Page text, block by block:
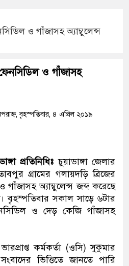
সিল-স্বাক্ষর জালিয়াতি চক্রের পাঁচ
২৮ লাখ টাকার জাল নোটসহ
থানা পুলিশ
যেকোনো সময় বেনজীরের
যে ভাবে ডেভিড ইমনের কাছে
ও গাঁজাসহ অ্যাম্বুলেন্স
ও গাঁজাসহ
বৃহস্পতিবার, ৪ এপ্রিল ২০১৯
প্রতিনিধিঃ চুয়াডাঙ্গা জেলার
গ্রামের গলায়দড়ি ব্রিজের
অ্যাম্বুলেন্স জব্দ করেছে
বৃহস্পতিবার সকাল সাড়ে ৬টার
ও দেড় কেজি গাঁজাসহ
কর্মকর্তা (ওসি) সুকুমার
ভিত্তিতে জানতে পারি